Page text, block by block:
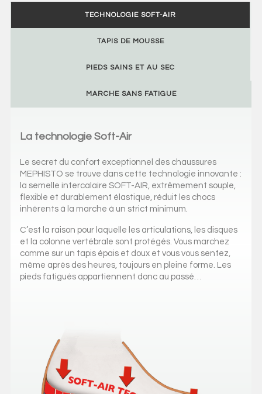
La technologie Soft-Air
Le secret du confort exceptionnel des chaussures
MEPHISTO se trouve dans cette technologie innovante :
la semelle intercalaire SOFT-AIR, extrêmement souple,
flexible et durablement élastique, réduit les chocs
inhérents à la marche à un strict minimum.
C’est la raison pour laquelle les articulations, les disques
et la colonne vertébrale sont protégés. Vous marchez
comme sur un tapis épais et doux et vous vous sentez,
même après des heures, toujours en pleine forme. Les
pieds fatigués appartiennent donc au passé…
TECHNOLOGIE SOFT-AIR
TAPIS DE MOUSSE
PIEDS SAINS ET AU SEC
MARCHE SANS FATIGUE